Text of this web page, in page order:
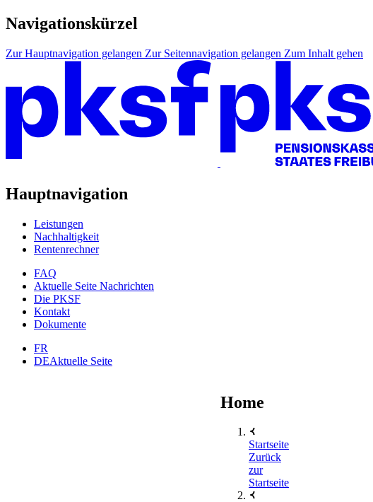
Navigationskürzel
Zur Hauptnavigation gelangen Zur Seitennavigation gelangen Zum Inhalt gehen
Hauptnavigation
Leistungen
Nachhaltigkeit
Rentenrechner
FAQ
Aktuelle Seite Nachrichten
Die PKSF
Kontakt
Dokumente
FR
DEAktuelle Seite
Home
Startseite
Zurück
zur
Startseite